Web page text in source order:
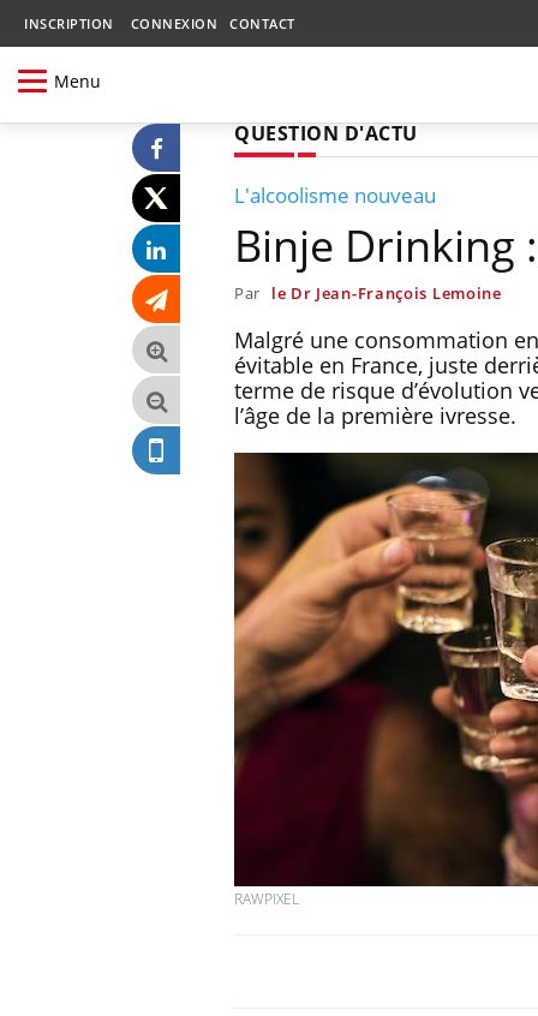
INSCRIPTION CONNEXION CONTACT
Menu
QUESTION D'ACTU
L'alcoolisme nouveau
Binje Drinking
Par le Dr Jean-François Lemoine
Malgré une consommation
évitable en France, juste
terme de risque d’évolution
l’âge de la première ivresse.
RAWPIXEL